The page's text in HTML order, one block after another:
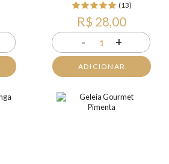
(13)
R$ 28,00
- 1 +
ADICIONAR